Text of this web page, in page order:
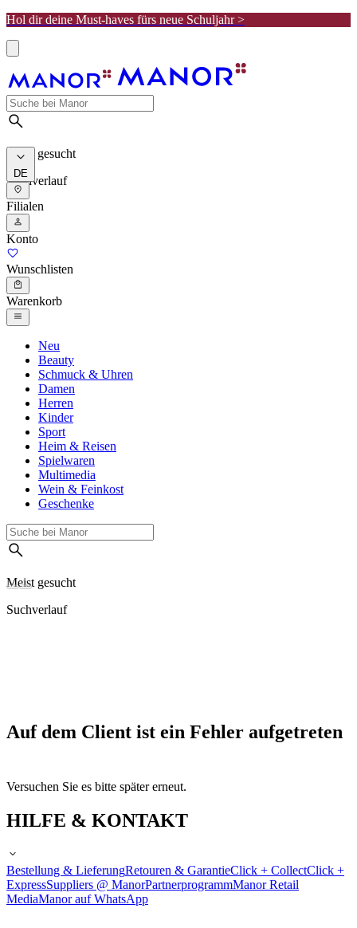
Hol dir deine Must-haves fürs neue Schuljahr >
Meist gesucht
Suchverlauf
DE
Filialen
Konto
Wunschlisten
Warenkorb
Neu
Beauty
Schmuck & Uhren
Damen
Herren
Kinder
Sport
Heim & Reisen
Spielwaren
Multimedia
Wein & Feinkost
Geschenke
Meist gesucht
Suchverlauf
Auf dem Client ist ein Fehler aufgetreten
Versuchen Sie es bitte später erneut.
HILFE & KONTAKT
Bestellung & LieferungRetouren & GarantieClick + CollectClick +
ExpressSuppliers @ ManorPartnerprogrammManor Retail
MediaManor auf WhatsApp